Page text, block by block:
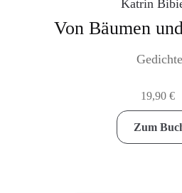
Katrin
Von Bäumen
Gedichte
19,90€
Zum